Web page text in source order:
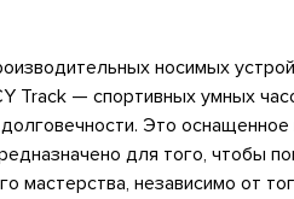
носимых
Track — спортивных умных
Это
для того, чтобы
мастерства, независимо от